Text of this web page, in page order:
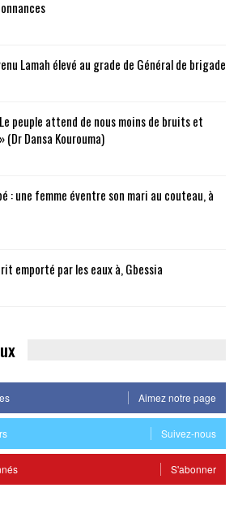
Lamah élevé au grade de Général de brigade
peuple attend de nous moins de bruits et
Dansa Kourouma)
: une femme éventre son mari au couteau, à
emporté par les eaux à, Gbessia
Aimez notre page
Suivez-nous
S'abonner